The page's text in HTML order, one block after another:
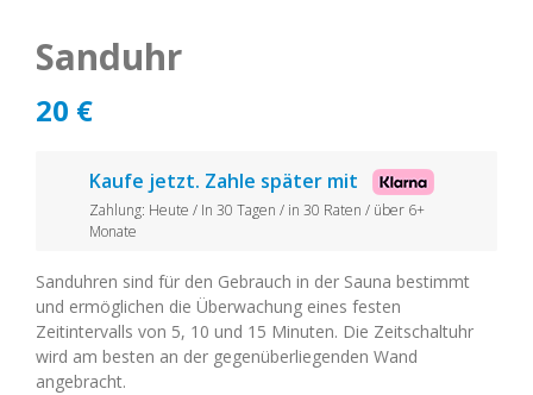
Sanduhr
20 €
Kaufe jetzt. Zahle später mit
Zahlung: Heute / In 30 Tagen / in 30 Raten / über 6+
Monate
Sanduhren sind für den Gebrauch in der Sauna bestimmt
und ermöglichen die Überwachung eines festen
Zeitintervalls von 5, 10 und 15 Minuten. Die Zeitschaltuhr
wird am besten an der gegenüberliegenden Wand
angebracht.